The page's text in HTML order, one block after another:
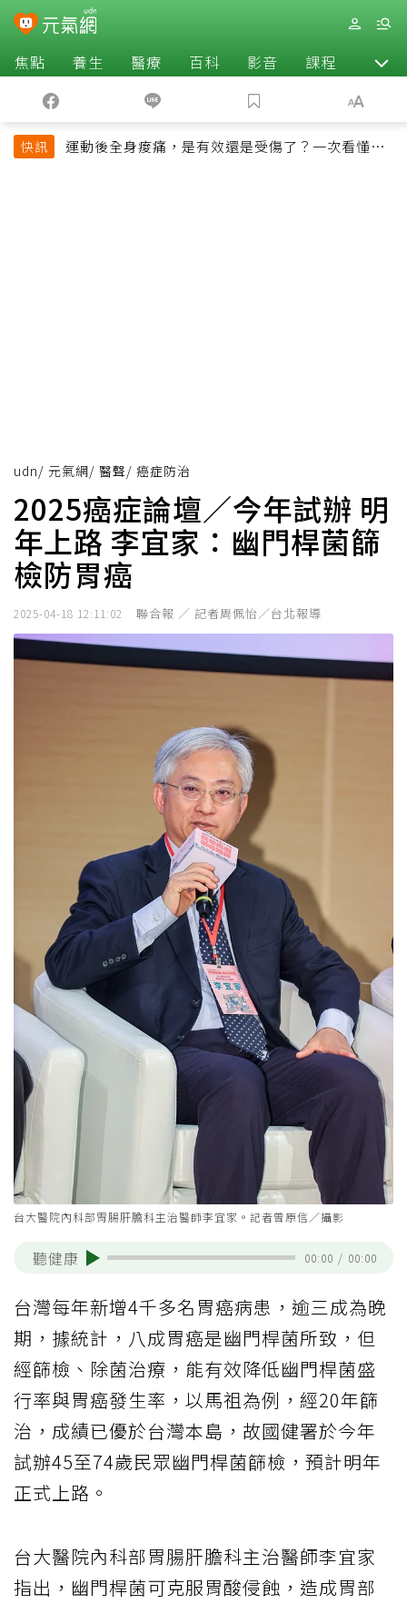
焦點 養生 醫療 百科 影音 課程 退休
快訊
運動後全身痠痛，是有效還是受傷了？一次看懂延
udn/ 元氣網/ 醫聲/ 癌症防治
2025癌症論壇／今年試辦 明
年上路 李宜家：幽門桿菌篩
檢防胃癌
2025-04-18 12:11:02 聯合報 ／ 記者周佩怡／台北報導
台大醫院內科部胃腸肝膽科主治醫師李宜家。記者曾原信／攝影
聽健康 00:00 / 00:00
台灣每年新增4千多名胃癌病患，逾三成為晚
期，據統計，八成胃癌是幽門桿菌所致，但
經篩檢、除菌治療，能有效降低幽門桿菌盛
行率與胃癌發生率，以馬祖為例，經20年篩
治，成績已優於台灣本島，故國健署於今年
試辦45至74歲民眾幽門桿菌篩檢，預計明年
正式上路。
台大醫院內科部胃腸肝膽科主治醫師李宜家
指出，幽門桿菌可克服胃酸侵蝕，造成胃部